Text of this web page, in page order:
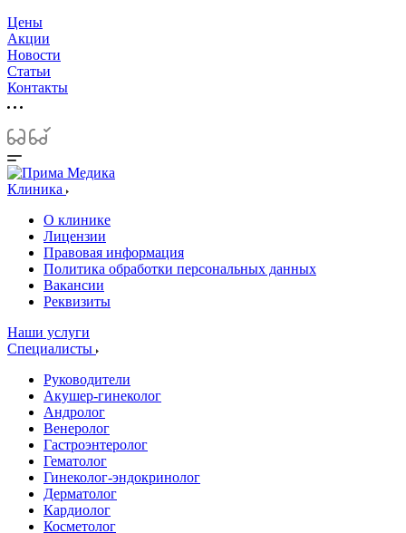
Цены
Акции
Новости
Статьи
Контакты
Клиника
О клинике
Лицензии
Правовая информация
Политика обработки персональных данных
Вакансии
Реквизиты
Наши услуги
Специалисты
Руководители
Акушер-гинеколог
Андролог
Венеролог
Гастроэнтеролог
Гематолог
Гинеколог-эндокринолог
Дерматолог
Кардиолог
Косметолог